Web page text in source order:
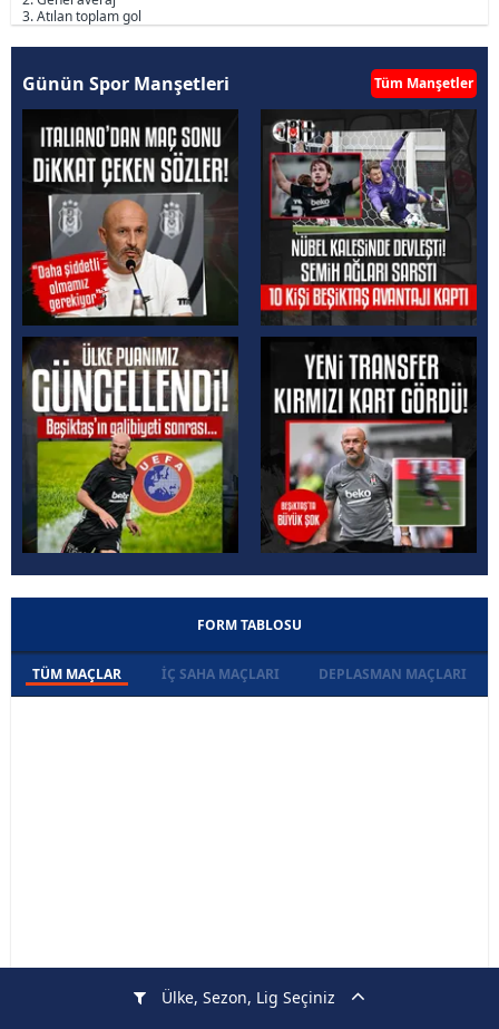
Ülke, Sezon, Lig Seçiniz
3. Atılan toplam gol
Günün Spor Manşetleri Tüm Manşetler
FORM TABLOSU
TÜM MAÇLAR İÇ SAHA MAÇLARI DEPLASMAN MAÇLARI